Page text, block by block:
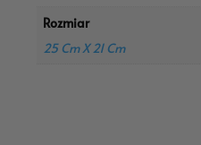
Rozmiar
25 Cm X 21 Cm